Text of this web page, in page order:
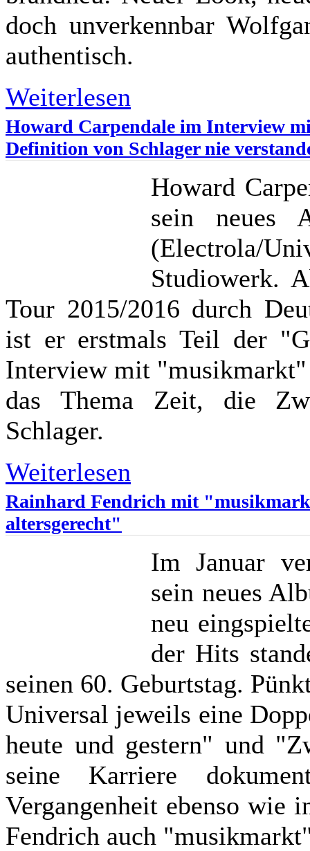
doch unverkennbar
authentisch.
Weiterlesen
Howard Carpendale im Interview
Definition von Schlager nie
Howard
sein neues
(Electrola/
Studiowerk.
Tour 2015/2016 durch
ist er erstmals Teil der
Interview mit "musikmarkt"
das Thema Zeit, die
Schlager.
Weiterlesen
Rainhard Fendrich mit
altersgerecht"
Im Januar
sein neues
neu
der Hits
seinen 60. Geburtstag.
Universal jeweils eine
heute und gestern" und
seine Karriere
Vergangenheit ebenso wie
Fendrich auch